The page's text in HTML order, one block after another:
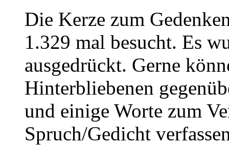
Die Kerze zum
1.329 mal besucht. Es
ausgedrückt. Gerne
Hinterbliebenen
und einige Worte zum
Spruch/Gedicht